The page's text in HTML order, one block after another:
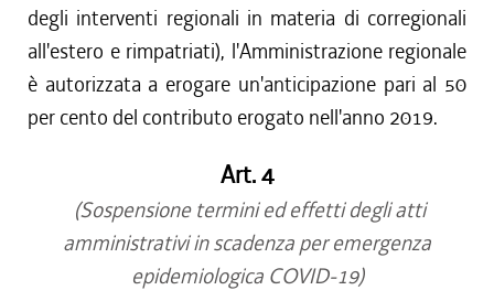
degli interventi regionali in materia di corregionali
all'estero e rimpatriati), l'Amministrazione regionale
è autorizzata a erogare un'anticipazione pari al 50
per cento del contributo erogato nell'anno 2019.
Art. 4
(Sospensione termini ed effetti degli atti
amministrativi in scadenza per emergenza
epidemiologica COVID-19)